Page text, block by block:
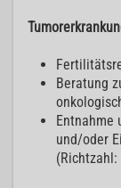
Beratung
Entnahme
und/oder
(Richtzahl: